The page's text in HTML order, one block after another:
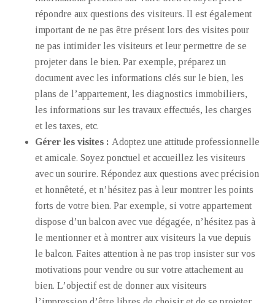
répondre aux questions des visiteurs. Il est également
important de ne pas être présent lors des visites pour
ne pas intimider les visiteurs et leur permettre de se
projeter dans le bien. Par exemple, préparez un
document avec les informations clés sur le bien, les
plans de l’appartement, les diagnostics immobiliers,
les informations sur les travaux effectués, les charges
et les taxes, etc.
Gérer les visites : Adoptez une attitude professionnelle
et amicale. Soyez ponctuel et accueillez les visiteurs
avec un sourire. Répondez aux questions avec précision
et honnêteté, et n’hésitez pas à leur montrer les points
forts de votre bien. Par exemple, si votre appartement
dispose d’un balcon avec vue dégagée, n’hésitez pas à
le mentionner et à montrer aux visiteurs la vue depuis
le balcon. Faites attention à ne pas trop insister sur vos
motivations pour vendre ou sur votre attachement au
bien. L’objectif est de donner aux visiteurs